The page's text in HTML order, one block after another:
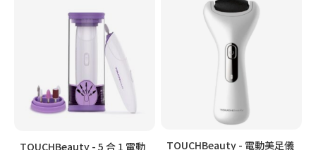
TOUCHBeauty - 5 合 1 電動 TOUCHBeauty - 電動美足儀